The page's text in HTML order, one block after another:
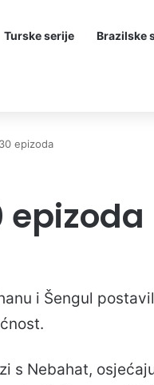
Turske serije Brazilske
epizoda
epizoda
i Šengul
s Nebahat,